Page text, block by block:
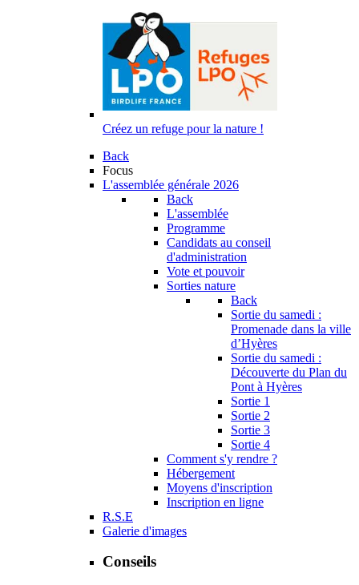
Créez un refuge pour la nature !
Back
Focus
L'assemblée générale 2026
Back
L'assemblée
Programme
Candidats au conseil
d'administration
Vote et pouvoir
Sorties nature
Back
Sortie du samedi :
Promenade dans la ville
d’Hyères
Sortie du samedi :
Découverte du Plan du
Pont à Hyères
Sortie 1
Sortie 2
Sortie 3
Sortie 4
Comment s'y rendre ?
Hébergement
Moyens d'inscription
Inscription en ligne
R.S.E
Galerie d'images
Conseils